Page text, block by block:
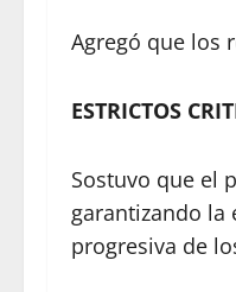
Agregó que los
ESTRICTOS
Sostuvo que el
garantizando la
progresiva de